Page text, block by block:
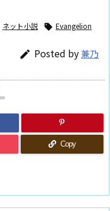
ネット小説  Evangelion
 Posted by兼乃
Copy